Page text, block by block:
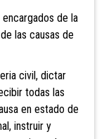
de la
las causas de
civil, dictar
todas las
en estado de
instruir y